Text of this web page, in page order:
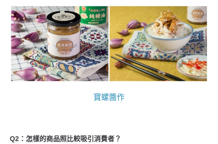
寶螺醬作
Q2：怎樣的商品照比較吸引消費者？